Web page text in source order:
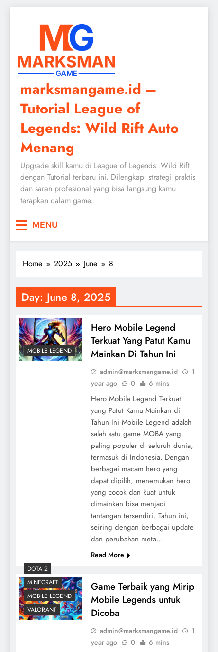
marksmangame.id –
Tutorial League of
Legends: Wild Rift Auto
Menang
Upgrade skill kamu di League of Legends: Wild Rift
dengan Tutorial terbaru ini. Dilengkapi strategi praktis
dan saran profesional yang bisa langsung kamu
terapkan dalam game.
MENU
Home 2025 June 8
Day: June 8, 2025
MOBILE LEGEND
Hero Mobile Legend
Terkuat Yang Patut Kamu
Mainkan Di Tahun Ini
admin@marksmangame.id
1
year ago
0 6 mins
Hero Mobile Legend Terkuat
yang Patut Kamu Mainkan di
Tahun Ini Mobile Legend adalah
salah satu game MOBA yang
paling populer di seluruh dunia,
termasuk di Indonesia. Dengan
berbagai macam hero yang
dapat dipilih, menemukan hero
yang cocok dan kuat untuk
dimainkan bisa menjadi
tantangan tersendiri. Tahun ini,
seiring dengan berbagai update
dan perubahan meta…
Read More
DOTA 2
MINECRAFT
MOBILE LEGEND
VALORANT
Game Terbaik yang Mirip
Mobile Legends untuk
Dicoba
admin@marksmangame.id
1
year ago
0 6 mins